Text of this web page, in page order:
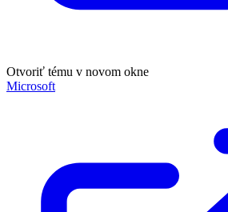
Otvoriť tému v novom okne
Microsoft